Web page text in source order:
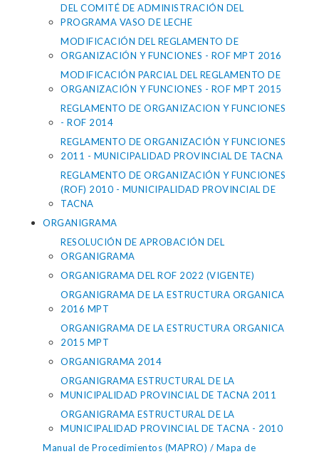
DEL COMITÉ DE ADMINISTRACIÓN DEL
PROGRAMA VASO DE LECHE
MODIFICACIÓN DEL REGLAMENTO DE
ORGANIZACIÓN Y FUNCIONES - ROF MPT 2016
MODIFICACIÓN PARCIAL DEL REGLAMENTO DE
ORGANIZACIÓN Y FUNCIONES - ROF MPT 2015
REGLAMENTO DE ORGANIZACION Y FUNCIONES
- ROF 2014
REGLAMENTO DE ORGANIZACIÓN Y FUNCIONES
2011 - MUNICIPALIDAD PROVINCIAL DE TACNA
REGLAMENTO DE ORGANIZACIÓN Y FUNCIONES
(ROF) 2010 - MUNICIPALIDAD PROVINCIAL DE
TACNA
ORGANIGRAMA
RESOLUCIÓN DE APROBACIÓN DEL
ORGANIGRAMA
ORGANIGRAMA DEL ROF 2022 (VIGENTE)
ORGANIGRAMA DE LA ESTRUCTURA ORGANICA
2016 MPT
ORGANIGRAMA DE LA ESTRUCTURA ORGANICA
2015 MPT
ORGANIGRAMA 2014
ORGANIGRAMA ESTRUCTURAL DE LA
MUNICIPALIDAD PROVINCIAL DE TACNA 2011
ORGANIGRAMA ESTRUCTURAL DE LA
MUNICIPALIDAD PROVINCIAL DE TACNA - 2010
Manual de Procedimientos (MAPRO) / Mapa de